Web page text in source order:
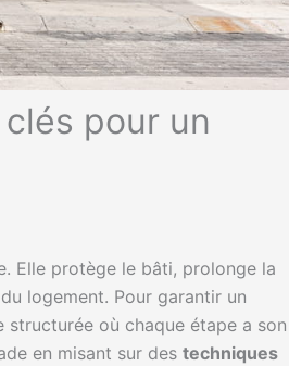
pour un
Elle protège le bâti, prolonge la
logement. Pour garantir un
structurée où chaque étape a son
en misant sur des techniques